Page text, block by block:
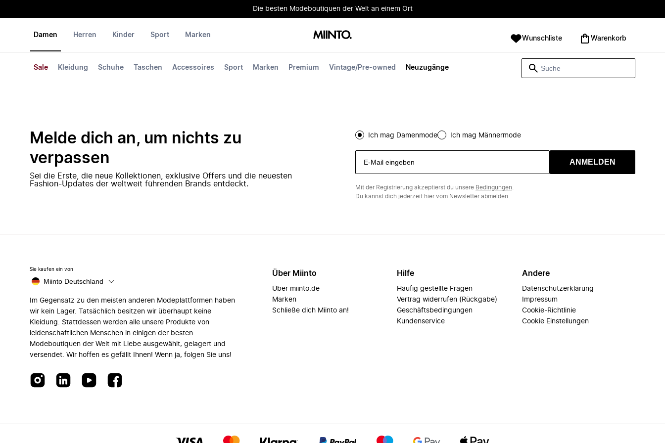
Die besten Modeboutiquen der Welt an einem Ort
Damen
Sale Kleidung Schuhe Taschen Accessoires Sport Marken Premium Vintage/Pre-owned Neuzugänge
Herren Kinder Sport Marken Wunschliste Warenkorb
Melde dich an, um nichts zu
verpassen
Sei die Erste, die neue Kollektionen, exklusive Offers und die neuesten
Fashion-Updates der weltweit führenden Brands entdeckt.
Ich mag Damenmode Ich mag Männermode
ANMELDEN
Mit der Registrierung akzeptierst du unsere Bedingungen
Du kannst dich jederzeit hiervom Newsletter abmelden.
Sie kaufen ein von
Miinto Deutschland
Im Gegensatz zu den meisten anderen Modeplattformen haben
wir kein Lager. Tatsächlich besitzen wir überhaupt keine
Kleidung. Stattdessen werden alle unsere Produkte von
leidenschaftlichen Menschen in einigen der besten
Modeboutiquen der Welt mit Liebe ausgewählt, gelagert und
versendet. Wir hoffen es gefällt Ihnen! Wenn ja, folgen Sie uns!
Über Miinto
Über miinto.de
Marken
Schließe dich Miinto an!
Hilfe
Häufig gestellte Fragen
Vertrag widerrufen (Rückgabe)
Geschäftsbedingungen
Kundenservice
Andere
Datenschutzerklärung
Impressum
Cookie-Richtlinie
Cookie Einstellungen